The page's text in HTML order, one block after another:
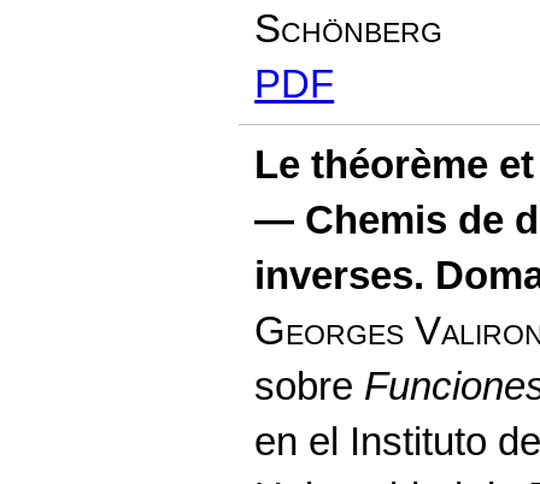
Schönberg
PDF
Le théorème
— Chemis de
inverses.
Georges
sobre
en el Instituto